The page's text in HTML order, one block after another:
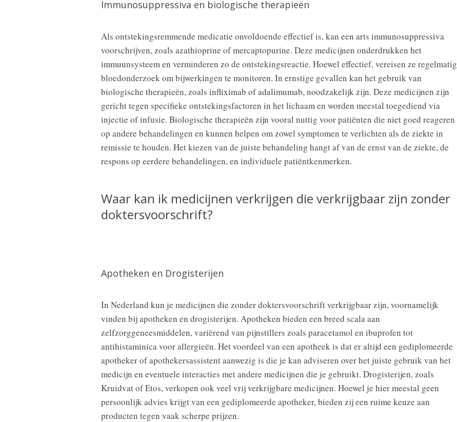
Immunosuppressiva en biologische therapieën
Als ontstekingsremmende medicatie onvoldoende effectief is, kan een arts immunosuppressiva
voorschrijven, zoals azathioprine of mercaptopurine. Deze medicijnen onderdrukken het
immuunsysteem en verminderen zo de ontstekingsreactie. Hoewel effectief, vereisen ze regelmatig
bloedonderzoek om bijwerkingen te monitoren. In ernstige gevallen kan het gebruik van
biologische therapieën, zoals infliximab of adalimumab, noodzakelijk zijn. Deze medicijnen zijn
gericht tegen specifieke ontstekingsfactoren in het lichaam en worden meestal toegediend via
injectie of infusie. Biologische therapieën zijn vooral nuttig voor patiënten die niet goed reageren
op andere behandelingen en kunnen helpen om zowel symptomen te verlichten als de ziekte in
remissie te houden. Het kiezen van de juiste behandeling hangt af van de ernst van de ziekte, de
respons op eerdere behandelingen, en individuele patiëntkenmerken.
Waar kan ik medicijnen verkrijgen die verkrijgbaar zijn zonder
doktersvoorschrift?
Apotheken en Drogisterijen
In Nederland kun je medicijnen die zonder doktersvoorschrift verkrijgbaar zijn, voornamelijk
vinden bij apotheken en drogisterijen. Apotheken bieden een breed scala aan
zelfzorggeneesmiddelen, variërend van pijnstillers zoals paracetamol en ibuprofen tot
antihistaminica voor allergieën. Het voordeel van een apotheek is dat er altijd een gediplomeerde
apotheker of apothekersassistent aanwezig is die je kan adviseren over het juiste gebruik van het
medicijn en eventuele interacties met andere medicijnen die je gebruikt. Drogisterijen, zoals
Kruidvat of Etos, verkopen ook veel vrij verkrijgbare medicijnen. Hoewel je hier meestal geen
persoonlijk advies krijgt van een gediplomeerde apotheker, bieden zij een ruime keuze aan
producten tegen vaak scherpe prijzen.